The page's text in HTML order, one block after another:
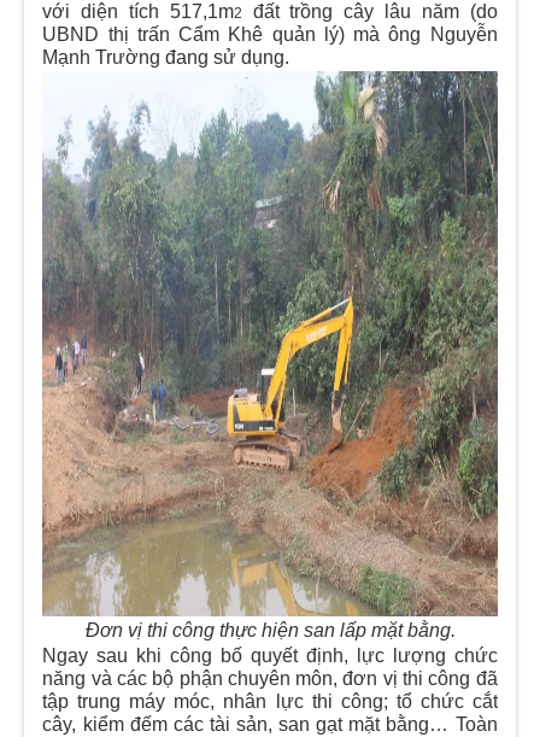
với diện tích 517,1m2
đất trồng cây lâu năm (do
UBND thị trấn Cẩm Khê quản lý) mà ông Nguyễn
Mạnh Trường đang sử dụng.
Đơn vị thi công thực hiện san lấp mặt bằng.
Ngay sau khi công bố quyết định, lực lượng chức
năng và các bộ phận chuyên môn, đơn vị thi công đã
tập trung máy móc, nhân lực thi công; tổ chức cắt
cây, kiểm đếm các tài sản, san gạt mặt bằng… Toàn